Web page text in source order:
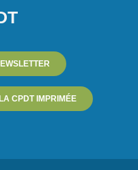
CPDT IMPRIMÉE